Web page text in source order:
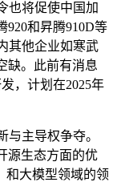
也将促使中国加
920和昇腾910D等
其他企业如寒武
缺。此前有消息
，计划在2025年
主导权争夺。
源生态方面的优
和大模型领域的领